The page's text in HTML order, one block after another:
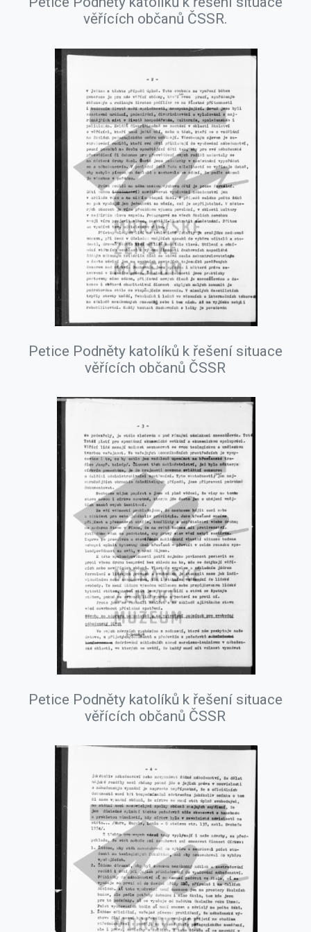
věřících občanů ČSSR.
Petice Podněty katolíků k řešení situace
věřících občanů ČSSR
Petice Podněty katolíků k řešení situace
věřících občanů ČSSR